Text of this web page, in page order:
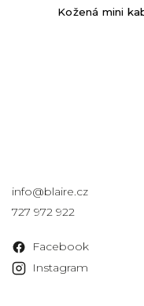
Kožená mini
info@blaire.cz
727 972 922
Facebook
Instagram